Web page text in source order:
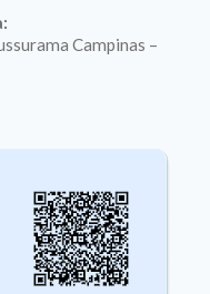
Campinas –